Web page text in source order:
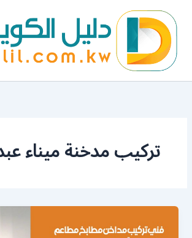
المحتوى
تركيب مدخنة ميناء